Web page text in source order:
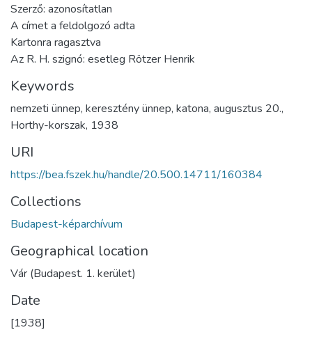
Szerző: azonosítatlan
A címet a feldolgozó adta
Kartonra ragasztva
Az R. H. szignó: esetleg Rötzer Henrik
Keywords
nemzeti ünnep, keresztény ünnep, katona, augusztus 20.,
Horthy-korszak, 1938
URI
https://bea.fszek.hu/handle/20.500.14711/160384
Collections
Budapest-képarchívum
Geographical location
Vár (Budapest. 1. kerület)
Date
[1938]